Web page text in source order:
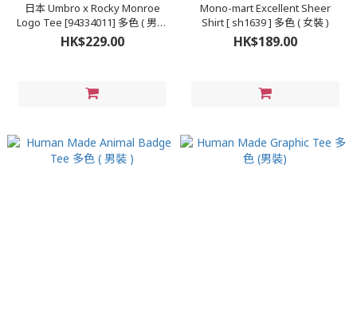
日本 Umbro x Rocky Monroe
Logo Tee [94334011] 多色 ( 男裝
)
HK$229.00
Mono-mart Excellent Sheer
Shirt [ sh1639 ] 多色 ( 女裝 )
HK$189.00